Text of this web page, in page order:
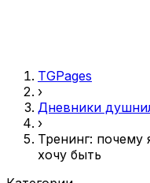
TGPages
›
Дневники
›
Тренинг: почему
хочу быть